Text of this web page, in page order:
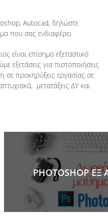
, Autocad, δηλώστε
που σας ενδιαφέρει
είναι επίσημο εξεταστικό
εξετάσεις για πιστοποιήσεις
σε προκηρύξεις εργασίας σε
μετατάξεις ΔΥ και
ΑΠΟΣΤΑΣΕΩΣ